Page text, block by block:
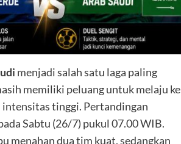
menjadi salah satu laga paling
memiliki peluang untuk melaju ke
intensitas tinggi. Pertandingan
Sabtu (26/7) pukul 07.00 WIB.
menahan dua tim kuat, sedangkan